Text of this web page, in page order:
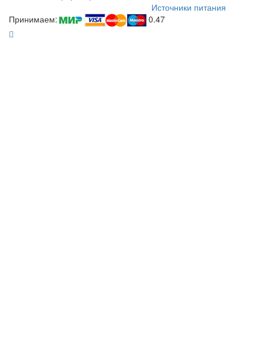
Источники питания
Принимаем:
0.47